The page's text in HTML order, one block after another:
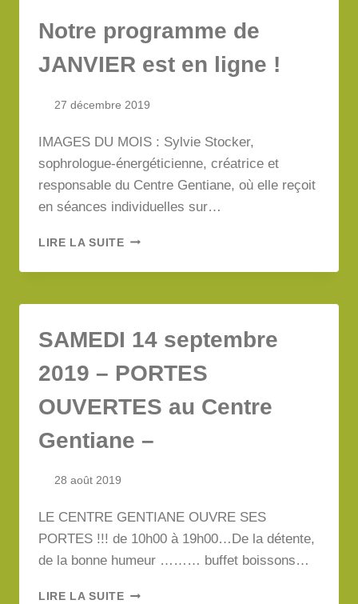
BIEN…
Notre programme de
JANVIER est en ligne !
27 décembre 2019
IMAGES DU MOIS : Sylvie Stocker,
sophrologue-énergéticienne, créatrice et
responsable du Centre Gentiane, où elle reçoit
en séances individuelles sur…
LIRE LA SUITENOTRE
DE
EST
LIGNE
SAMEDI 14 septembre
2019 – PORTES
OUVERTES au Centre
Gentiane –
28 août 2019
LE CENTRE GENTIANE OUVRE SES
PORTES !!! de 10h00 à 19h00…De la détente,
de la bonne humeur ……… buffet boissons…
LIRE LA SUITESAMEDI